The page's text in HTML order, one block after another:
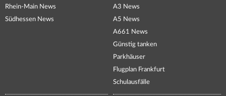
Rhein-Main News
Südhessen News
A3 News
A5 News
A661 News
Günstig tanken
Parkhäuser
Flugplan Frankfurt
Schulausfälle